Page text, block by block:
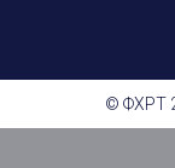
© ФХРТ